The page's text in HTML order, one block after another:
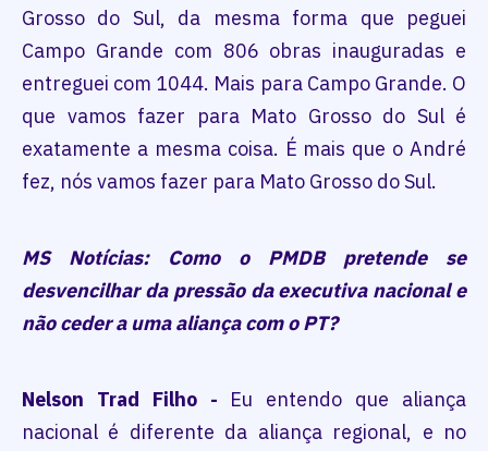
Grosso do Sul, da mesma forma que peguei
Campo Grande com 806 obras inauguradas e
entreguei com 1044. Mais para Campo Grande. O
que vamos fazer para Mato Grosso do Sul é
exatamente a mesma coisa. É mais que o André
fez, nós vamos fazer para Mato Grosso do Sul.
MS Notícias: Como o PMDB pretende se
desvencilhar da pressão da executiva nacional e
não ceder a uma aliança com o PT?
Nelson Trad Filho - Eu entendo que aliança
nacional é diferente da aliança regional, e no